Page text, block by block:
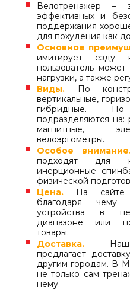
Велотренажер
эффективных и
поддержания
для похудения как
Основное
имитирует езду
пользователь может
нагрузки, а также
Виды. По
вертикальные,
гибридные.
подразделяются
магнитные,
велоэргометры.
Особое
подходят для
инерционные
физической
Цена. На сайте
благодаря
устройства в
диапазоне или
товары.
Доставка. Наш
предлагает
другим городам. В
не только сам
нему.